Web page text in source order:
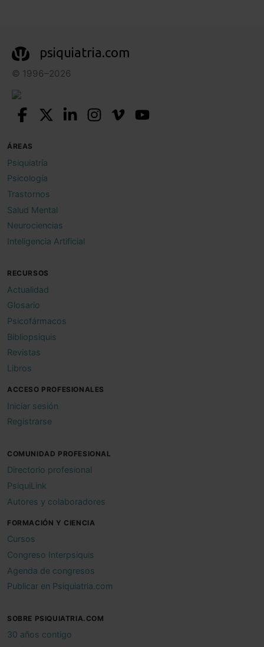
psiquiatria.com
© 1996–2026
ÁREAS
Psiquiatría
Psicología
Trastornos
Salud Mental
Neurociencias
Inteligencia Artificial
RECURSOS
Actualidad
Glosario
Psicofármacos
Bibliopsiquis
Revistas
Libros
ACCESO PROFESIONALES
Iniciar sesión
Registrarse
COMUNIDAD PROFESIONAL
Directorio profesional
PsiquiLink
Autores y colaboradores
FORMACIÓN Y CIENCIA
Cursos
Congreso Interpsiquis
Agenda de congresos
Publicar en Psiquiatria.com
SOBRE PSIQUIATRIA.COM
30 años contigo